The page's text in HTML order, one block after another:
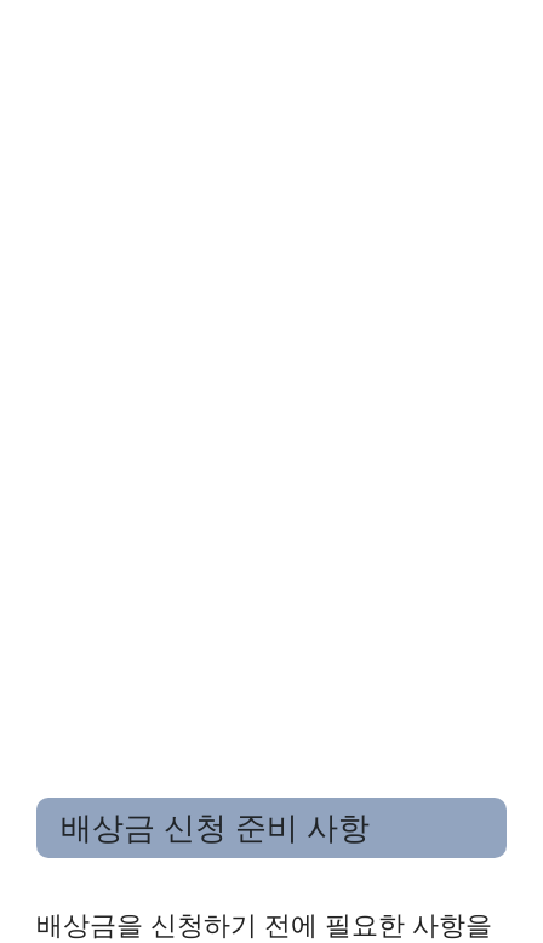
배상금 신청 준비 사항
배상금을 신청하기 전에 필요한 사항을